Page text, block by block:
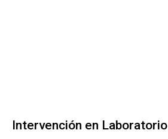
Intervención en Laboratorio